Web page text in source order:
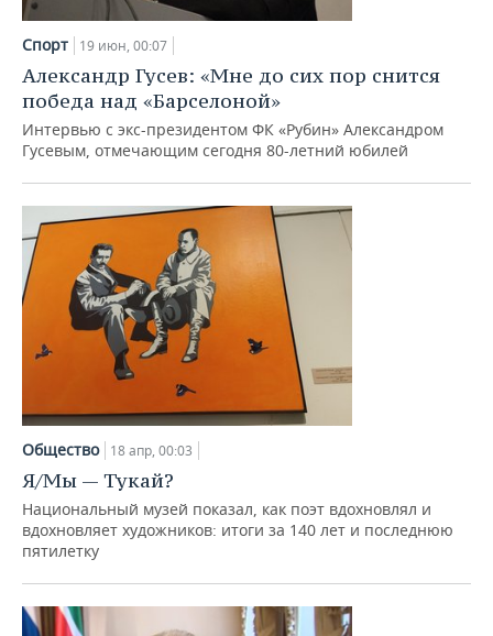
НЕФТЕХИМИЯ
НЕФТЬ
ОПК
ЭНЕРГЕТИКА
РОЗНИЧНАЯ ТОРГОВЛЯ
ТРАНСПОРТ
УСЛУГИ
НОВОСТИ ТЕХНОЛОГИЙ
МЕДИА
МЕРОПРИЯТИЯ
НОВОСТИ МЕРОПРИЯТИЙ
ВЫЕЗДНАЯ РЕДАКЦИЯ
ONLINE-КОНФЕРЕНЦИИ
ОТКРЫТАЯ ЛЕКЦИЯ
СПОРТ
НОВОСТИ СПОРТА
ХОККЕЙ
БАСКЕТБОЛ
ВОЛЕЙБОЛ
ФИГУРНОЕ КАТАНИЕ
ВОДНЫЕ ВИДЫ СПОРТА
ХОККЕЙ С МЯЧОМ
ОБЩЕСТВО
ВЛАСТЬ
ИНФРАСТРУКТУРА
ИСТОРИЯ
МЕДИЦИНА
ОБРАЗОВАНИЕ
ПРОИСШЕСТВИЯ
СЮЖЕТЫ
СПРАВОЧНИК
СПИСОК ПЕРСОН
СПИСОК КОМПАНИЙ
ПОЛНАЯ ВЕРСИЯ
Спорт 19 июн, 00:07
Александр Гусев: «Мне до сих пор снится
победа над «Барселоной»
Интервью с экс-президентом ФК «Рубин» Александром
Гусевым, отмечающим сегодня 80-летний юбилей
Общество 18 апр, 00:03
Я/Мы — Тукай?
Национальный музей показал, как поэт вдохновлял и
вдохновляет художников: итоги за 140 лет и последнюю
пятилетку